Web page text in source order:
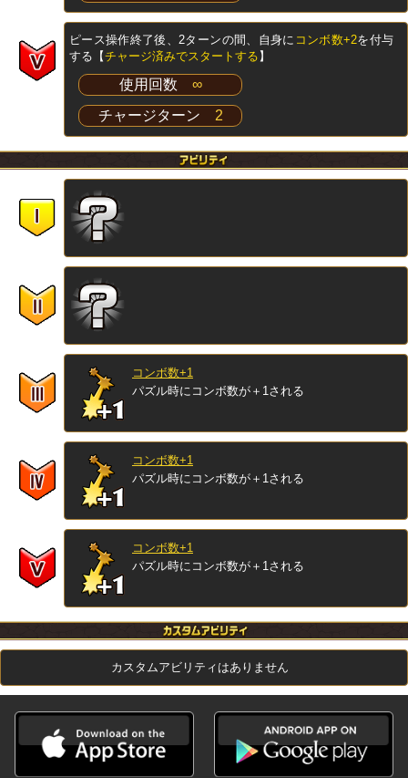
ピース操作終了後、2ターンの間、自身に コンボ数+2を付与
する【チャージ済みでスタートする 】
使用回数 ∞
チャージターン 2
コンボ数+1
パズル時にコンボ数が＋1される
コンボ数+1
パズル時にコンボ数が＋1される
コンボ数+1
パズル時にコンボ数が＋1される
カスタムアビリティはありません